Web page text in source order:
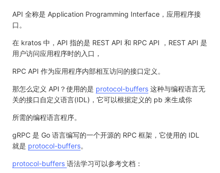
API 全称是 Application Programming Interface，应用程序接
口。
在 kratos 中，API 指的是 REST API 和 RPC API ，REST API 是
用户访问应用程序时的入口，
RPC API 作为应用程序内部相互访问的接口定义。
那怎么定义 API？使用的是 protocol-buffers 这种与编程语言无
关的接口自定义语言(IDL)，它可以根据定义的 pb 来生成你
所需的编程语言程序。
gRPC 是 Go 语言编写的一个开源的 RPC 框架，它使用的 IDL
就是 protocol-buffers。
protocol-buffers 语法学习可以参考文档：